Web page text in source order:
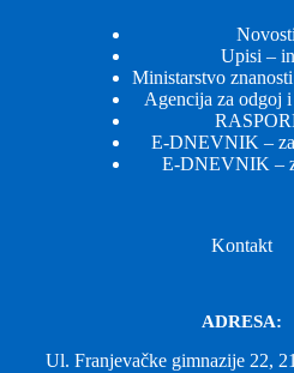
Novosti
Upisi –
Ministarstvo
Agencija za odgoj
E-DNEVNIK –
E-DNEVNIK –
Kontakt
ADRESA:
Ul. Franjevačke gimnazije 22,